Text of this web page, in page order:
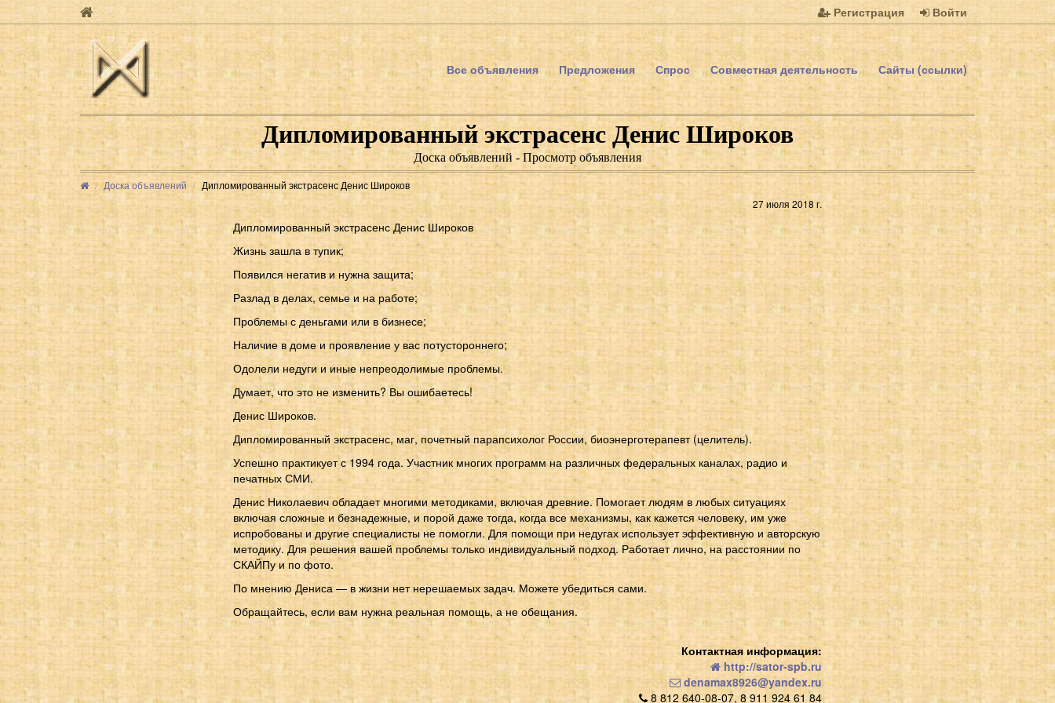
Регистрация Войти
Все объявления Предложения Спрос Совместная деятельность Сайты (ссылки)
Дипломированный экстрасенс Денис Широков
Доска объявлений - Просмотр объявления
Доска объявлений
Дипломированный экстрасенс Денис Широков
27 июля 2018 г.
Дипломированный экстрасенс Денис Широков
Жизнь зашла в тупик;
Появился негатив и нужна защита;
Разлад в делах, семье и на работе;
Проблемы с деньгами или в бизнесе;
Наличие в доме и проявление у вас потустороннего;
Одолели недуги и иные непреодолимые проблемы.
Думает, что это не изменить? Вы ошибаетесь!
Денис Широков.
Дипломированный экстрасенс, маг, почетный парапсихолог России, биоэнерготерапевт (целитель).
Успешно практикует с 1994 года. Участник многих программ на различных федеральных каналах, радио и
печатных СМИ.
Денис Николаевич обладает многими методиками, включая древние. Помогает людям в любых ситуациях
включая сложные и безнадежные, и порой даже тогда, когда все механизмы, как кажется человеку, им уже
испробованы и другие специалисты не помогли. Для помощи при недугах использует эффективную и авторскую
методику. Для решения вашей проблемы только индивидуальный подход. Работает лично, на расстоянии по
СКАЙПу и по фото.
По мнению Дениса — в жизни нет нерешаемых задач. Можете убедиться сами.
Обращайтесь, если вам нужна реальная помощь, а не обещания.
Контактная информация:
http://sator-spb.ru
denamax8926@yandex.ru
8 812 640-08-07, 8 911 924 61 84